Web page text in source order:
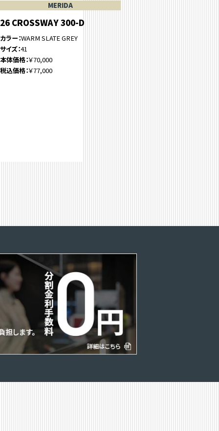
MERIDA
26 CROSSWAY 300-D
カラー WARM SLATE GREY
サイズ 41
本体価格 ￥70,000
税込価格 ￥77,000